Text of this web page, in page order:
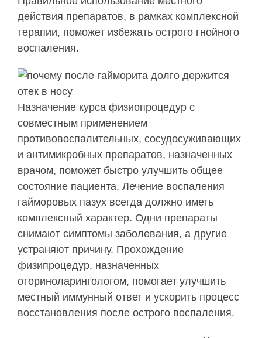
действия препаратов, в рамках комплексной
терапии, поможет избежать острого гнойного
воспаления.
Назначение курса физиопроцедур с
совместным применением
противовоспалительных, сосудосуживающих
и антимикробных препаратов, назначенных
врачом, поможет быстро улучшить общее
состояние пациента. Лечение воспаления
гайморовых пазух всегда должно иметь
комплексный характер. Одни препараты
снимают симптомы заболевания, а другие
устраняют причину. Прохождение
физипроцедур, назначенных
оториноларингологом, помогает улучшить
местный иммунный ответ и ускорить процесс
восстановления после острого воспаления.